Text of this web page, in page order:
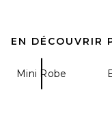
EN DÉCOUVRIR
Mini Robe